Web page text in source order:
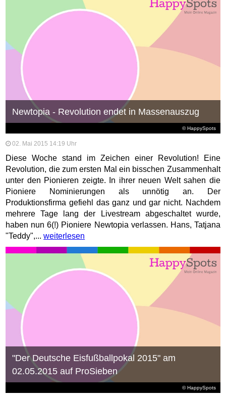
© HappySpots
Newtopia - Revolution endet in Massenauszug
02. Mai 2015 14:19 Uhr
Diese Woche stand im Zeichen einer Revolution! Eine
Revolution, die zum ersten Mal ein bisschen Zusammenhalt
unter den Pionieren zeigte. In ihrer neuen Welt sahen die
Pioniere Nominierungen als unnötig an. Der
Produktionsfirma gefiehl das ganz und gar nicht. Nachdem
mehrere Tage lang der Livestream abgeschaltet wurde,
haben nun 6(!) Pioniere Newtopia verlassen. Hans, Tatjana
"Teddy",...weiterlesen
© HappySpots
"Der Deutsche Eisfußballpokal 2015" am
02.05.2015 auf ProSieben